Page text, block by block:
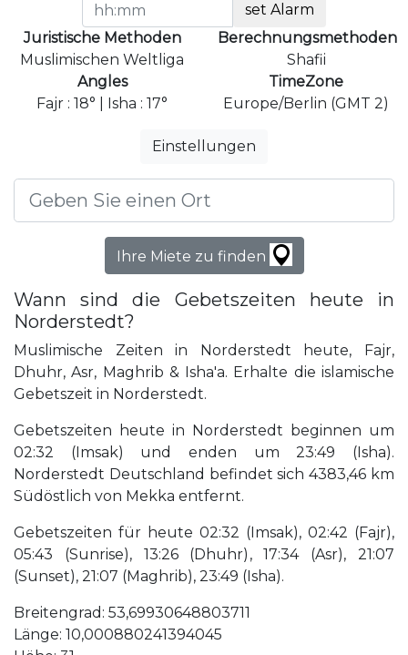
set Alarm
Juristische Methoden
Muslimischen Weltliga
Berechnungsmethoden
Shafii
Angles
Fajr : 18° | Isha : 17°
TimeZone
Europe/Berlin (GMT 2)
Einstellungen
Ihre Miete zu finden
Wann sind die Gebetszeiten heute in
Norderstedt?
Muslimische Zeiten in Norderstedt heute, Fajr,
Dhuhr, Asr, Maghrib & Isha'a. Erhalte die islamische
Gebetszeit in Norderstedt.
Gebetszeiten heute in Norderstedt beginnen um
02:32 (Imsak) und enden um 23:49 (Isha).
Norderstedt Deutschland befindet sich 4383,46 km
Südöstlich von Mekka entfernt.
Gebetszeiten für heute 02:32 (Imsak), 02:42 (Fajr),
05:43 (Sunrise), 13:26 (Dhuhr), 17:34 (Asr), 21:07
(Sunset), 21:07 (Maghrib), 23:49 (Isha).
Breitengrad: 53,69930648803711
Länge: 10,000880241394045